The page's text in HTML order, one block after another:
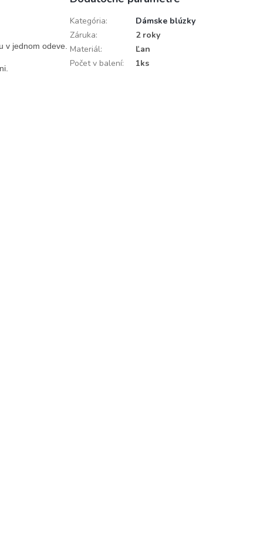
v jednom odeve.
Kategória:
Dámske blúzky
Záruka:
2 roky
Materiál:
Ľan
Počet v balení: 1ks